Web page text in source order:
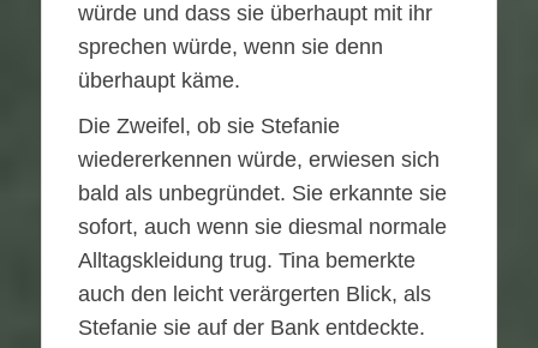
würde und dass sie überhaupt mit ihr
sprechen würde, wenn sie denn
überhaupt käme.
Die Zweifel, ob sie Stefanie
wiedererkennen würde, erwiesen sich
bald als unbegründet. Sie erkannte sie
sofort, auch wenn sie diesmal normale
Alltagskleidung trug. Tina bemerkte
auch den leicht verärgerten Blick, als
Stefanie sie auf der Bank entdeckte.